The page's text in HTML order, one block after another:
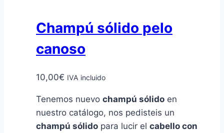
Champú sólido pelo
canoso
10,00€ IVA incluido
Tenemos nuevo champú sólido en
nuestro catálogo, nos pedisteis un
champú sólido para lucir el cabello con